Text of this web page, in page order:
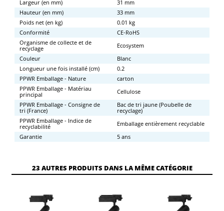
Largeur (en mm)
31 mm
Hauteur (en mm)
33 mm
Poids net (en kg)
0.01 kg
Conformité
CE-RoHS
Organisme de collecte et de
recyclage
Ecosystem
Couleur
Blanc
Longueur une fois installé (cm)
0.2
PPWR Emballage - Nature
carton
PPWR Emballage - Matériau
principal
Cellulose
PPWR Emballage - Consigne de
tri (France)
Bac de tri jaune (Poubelle de
recyclage)
PPWR Emballage - Indice de
recyclabilité
Emballage entièrement recyclable
Garantie
5 ans
23 AUTRES PRODUITS DANS LA MÊME CATÉGORIE